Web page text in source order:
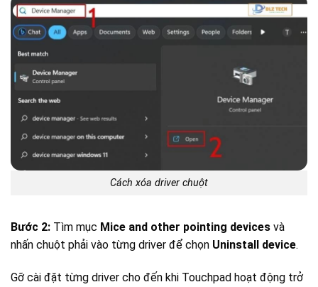
Cách xóa driver chuột
Bước 2: Tìm mục Mice and other pointing devices và
nhấn chuột phải vào từng driver để chọn Uninstall device.
Gỡ cài đặt từng driver cho đến khi Touchpad hoạt động trở